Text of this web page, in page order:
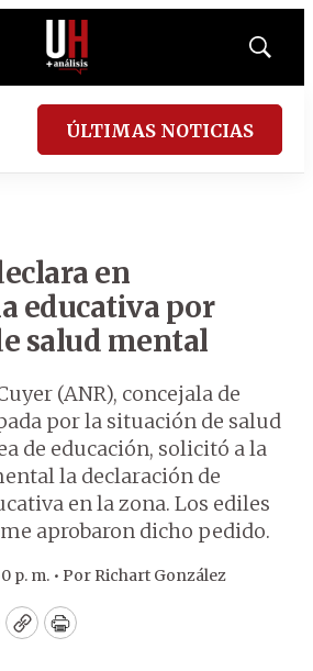
Mostrar
ÚLTIMAS NOTICIAS
en
educativa por
salud mental
(ANR), concejala de
por la situación de salud
de educación, solicitó a la
la declaración de
en la zona. Los ediles
aprobaron dicho pedido.
p. m. • Por Richart González
CopyPrint